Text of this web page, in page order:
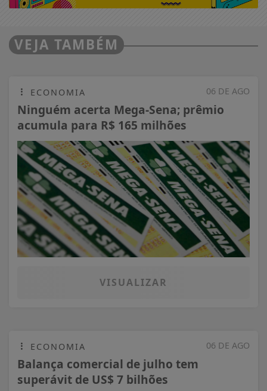
VEJA TAMBÉM
06 DE AGO
ECONOMIA
Ninguém acerta Mega-Sena; prêmio
acumula para R$ 165 milhões
VISUALIZAR
06 DE AGO
ECONOMIA
Balança comercial de julho tem
superávit de US$ 7 bilhões